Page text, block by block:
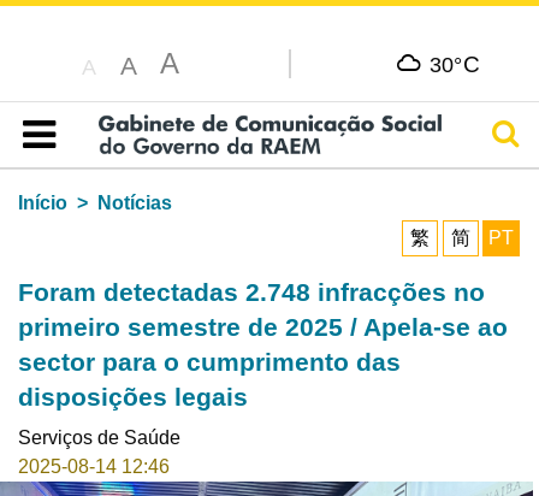
A A A 30°C
Índice
Início
Notícias
繁
简 PT
Foram detectadas 2.748 infracções no
primeiro semestre de 2025 / Apela-se ao
sector para o cumprimento das
disposições legais
Serviços de Saúde
2025-08-14 12:46